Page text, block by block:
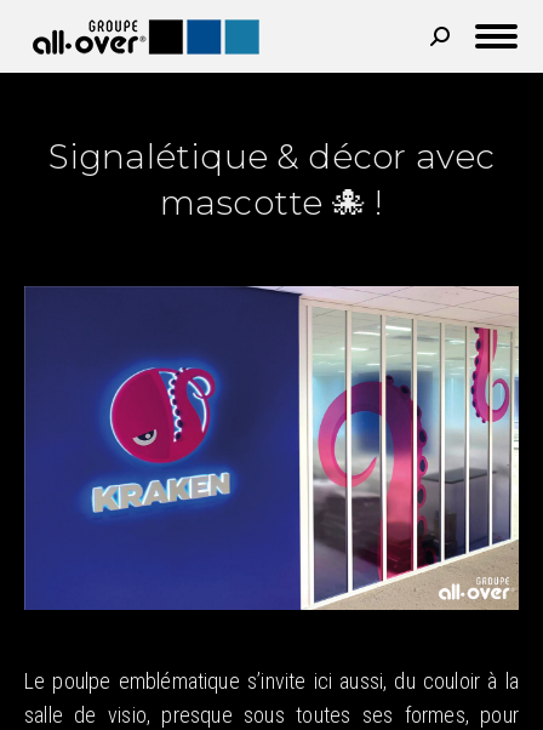
Recherche
:
Signalétique & décor avec
mascotte 🐙 !
Le poulpe emblématique s’invite ici aussi, du couloir à la
salle de visio, presque sous toutes ses formes, pour